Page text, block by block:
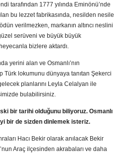
tarafından 1777 yılında Eminönü’nde
bu lezzet fabrikasında, nesilden nesile
verilmezken, markanın altıncı neslini
serüveni ve büyük büyük
bizlere aktardı.
yerini alan ve Osmanlı’nın
Türk lokumunu dünyaya tanıtan Şekerci
planlarını Leyla Celalyan ile
bulabilirsiniz.
bir tarihi olduğunu biliyoruz. Osmanlı
bir de sizden dinlemek isteriz.
Hacı Bekir olarak anılacak Bekir
Araç ilçesinden akrabaları ve daha